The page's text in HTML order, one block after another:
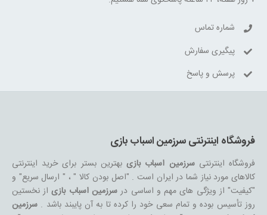
شماره تماس
پیگیری سفارش
پرسش و پاسخ
فروشگاه اینترنتی سرزمین اسباب بازی
فروشگاه اینترنتیسرزمین اسباب بازیبهترین بستر برای خرید اینترنتی
کالاهای مورد نیاز شما در ایران است . "اصل بودن کالا " ، " ارسال سریع" و
"کیفیت" از ویژگی های مهم و اساسی درسرزمین اسباب بازیاز نخستین
روز تأسیس بوده و تمام سعی خود را کرده تا به آن پایبند باشد .سرزمین